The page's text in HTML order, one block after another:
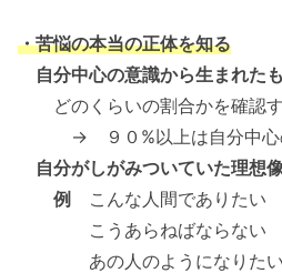
・苦悩の本当の正体を知る
自分中心の意識から生まれた
どのくらいの割合かを確認
→ ９０%以上は自分中心
自分がしがみついていた理想
例
こんな人間でありたい
こうあらねばならない
あの人のようになりたい